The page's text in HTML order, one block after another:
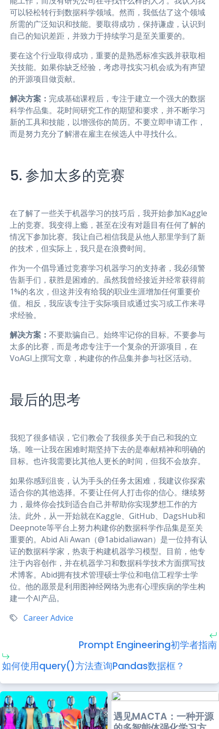
可以轻松转行到数据科学领域。然而，我低估了这个领域
所需的广泛知识和技能。要取得成功，保持谦虚，认识到
自己的知识差距，并致力于持续学习是至关重要的。
要在这个行业取得成功，重要的是熟悉标准实践并获取相
关技能。如果你缺乏经验，考虑寻找实习机会或为有声望
的开源项目做贡献。
解决方案： 完成基础课程后，专注于建立一个强大的数据
科学作品集。花时间研究工作的期望和要求，并不断学习
新的工具和技能，以增强你的简历。不要立即申请工作，
而是努力充分了解潜在雇主在候选人中寻找什么。
5. 参加太多的竞赛
在了解了一些关于机器学习的技巧后，我开始参加Kaggle
上的竞赛。我变得上瘾，甚至在没有对题目有任何了解的
情况下参加比赛。我让自己相信我是从他人那里学到了新
的技术，但实际上，我只是在浪费时间。
作为一个倡导通过竞赛学习机器学习的支持者，我必须警
告新手们，获胜是困难的。虽然我曾经接近并经常获得前
1%的名次，但这并没有给我的职业生涯增加任何重要价
值。相反，我应该专注于实际项目或通过实习或工作来寻
求经验。
解决方案： 不要欺骗自己。始终牢记你的目标。不要参与
太多的比赛，而是考虑专注于一个复杂的开源项目，在
VoAGI上撰写文章，构建你的作品集并参与社区活动。
最后的思考
我犯了很多错误，它们教会了我很多关于自己和我的立
场。唯一让我在困难时期坚持下去的是奉献精神和明确的
目标。也许我需要比其他人更长的时间，但我不会放弃。
如果你感到沮丧，认为手头的任务太困难，我建议你探索
适合你的其他选择。不要让任何人打击你的信心。继续努
力，最终你会找到适合自己并帮助你实现梦想工作的方
法。此外，从一开始就在Kaggle、GitHub、DagsHub和
Deepnote等平台上努力构建你的数据科学作品集是至关
重要的。Abid Ali Awan（@1abidaliawan）是一位持有认
证的数据科学家，热衷于构建机器学习模型。目前，他专
注于内容创作，并在机器学习和数据科学技术方面撰写技
术博客。Abid拥有技术管理硕士学位和电信工程学士学
位。他的愿景是利用图神经网络为患有心理疾病的学生构
建一个AI产品。
Career Advice
Prompt Engineering初学者指南
如何使用query()方法查询Pandas数据框？
遇见MACTA：一种开源